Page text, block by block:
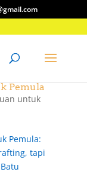
Pemula
untuk
Pemula:
tapi